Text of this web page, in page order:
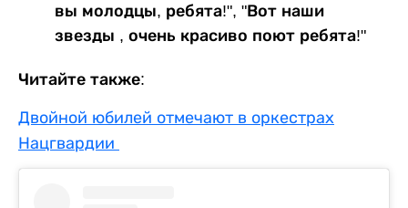
вы молодцы, ребята!", "Вот наши
звезды , очень красиво поют ребята!"
Читайте также:
Двойной юбилей отмечают в оркестрах
Нацгвардии